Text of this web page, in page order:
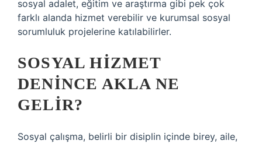
sosyal adalet, eğitim ve araştırma gibi pek çok
farklı alanda hizmet verebilir ve kurumsal sosyal
sorumluluk projelerine katılabilirler.
SOSYAL HIZMET
DENINCE AKLA NE
GELIR?
Sosyal çalışma, belirli bir disiplin içinde birey, aile,